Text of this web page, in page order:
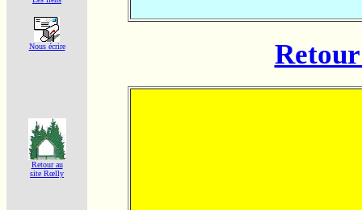
Nous écrire
Retour au
site Rœlly